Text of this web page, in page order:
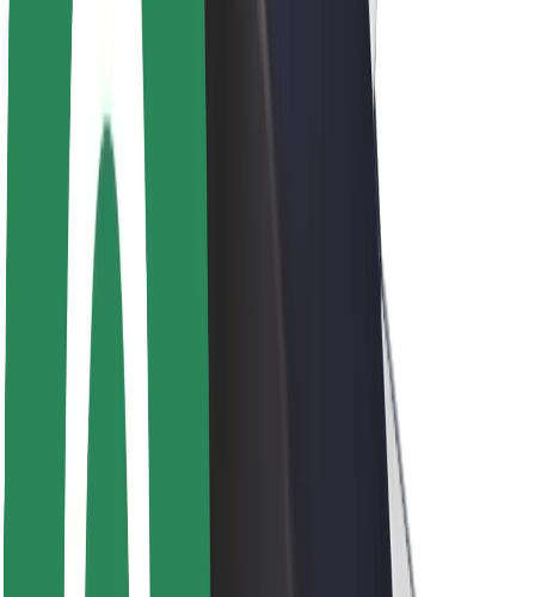
ბრენდი
მედია
უსაფრთხოება
მგზავრების უსაფრთხოება
მძღოლების უსაფრთხოება
სკუტერის უსაფრთხოება
უსაფრთხოება
ქალაქები
ქალაქი უკეთესობისკენ
აეროპორტები
Bolt-ის დასატენი სადგური
მხარდაჭერა